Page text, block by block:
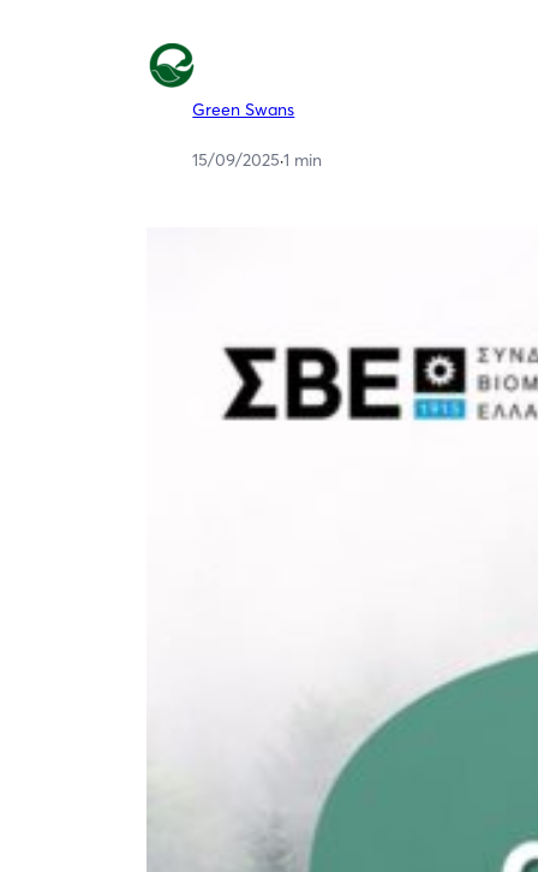
Green Swans
15/09/2025·1 min